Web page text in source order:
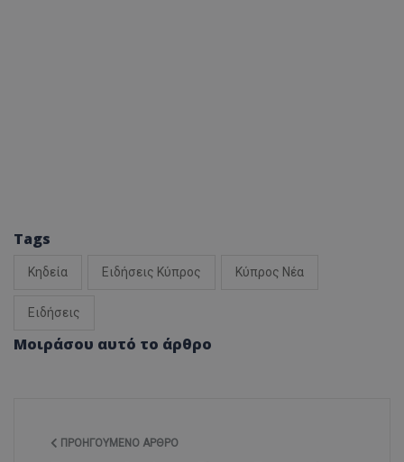
Tags
Κηδεία Ειδήσεις Κύπρος Κύπρος Νέα
Ειδήσεις
Μοιράσου αυτό το άρθρο
ΠΡΟΗΓΟΎΜΕΝΟ ΆΡΘΡΟ